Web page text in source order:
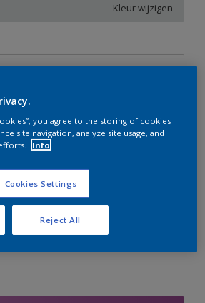
Kleur wijzigen
5 L 10 L
Verfcalculator
Bereken
niet mogelijk dit product online
website in de gaten, we werken
aan te vullen.
you agree to the storing of cookies
site navigation, analyze site usage, and
Info
Cookies Settings
Reject All